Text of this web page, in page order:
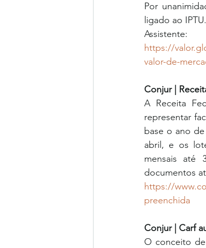
Por
ligado ao IPTU.
Assistente:
https://
valor-de-
Conjur |
A Receita
representar
base o ano
abril, e os
mensais até
documentos
https://
preenchida
Conjur | Carf
O conceito